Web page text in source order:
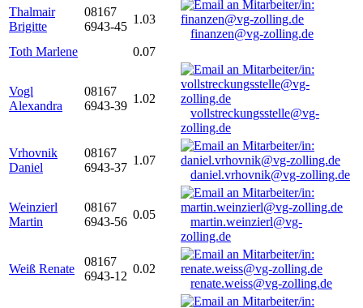
Thalmair
Brigitte
08167
6943-45
1.03
finanzen@vg-zolling.de
Toth Marlene
0.07
Vogl
Alexandra
08167
6943-39
1.02
vollstreckungsstelle@vg-
zolling.de
Vrhovnik
Daniel
08167
6943-37
1.07
daniel.vrhovnik@vg-zolling.de
Weinzierl
Martin
08167
6943-56
0.05
martin.weinzierl@vg-
zolling.de
Weiß Renate
08167
6943-12
0.02
renate.weiss@vg-zolling.de